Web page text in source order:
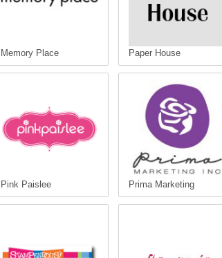
Memory Place Paper House
Pink Paislee Prima Marketing